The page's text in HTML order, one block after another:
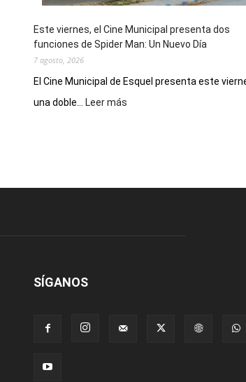
y
deportivos
Este viernes, el Cine Municipal presenta dos
funciones de Spider Man: Un Nuevo Día
7 agosto, 2026
El Cine Municipal de Esquel presenta este
una doble...
Leer más
presenta
SÍGANOS